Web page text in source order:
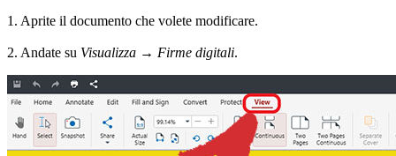
1. Aprite il documento che volete modificare.
2. Andate su Visualizza → Firme digitali.